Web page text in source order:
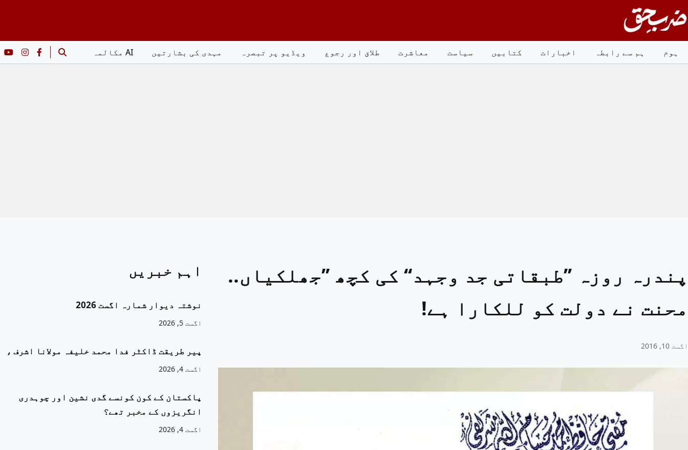
to
content
ہوم
ہم سے رابطہ اخبارات کتابیں سیاست معاشرت طلاق اور رجوع ویڈیو پر تبصرہ مہدی کی بشارتیں AI مکالمہ
پندرہ روزہ ’’طبقاتی جد وجہد‘‘ کی کچھ ’’جھلکیاں..
محنت نے دولت کو للکارا ہے!
اگست 10, 2016
اہم خبریں
نوشتہ دیوار شمارہ اگست 2026
اگست 5, 2026
پیر طریقت ڈاکٹر فدا محمد خلیفہ مولانا اشرف ،
اگست 4, 2026
پاکستان کے کون کونسے گدی نشین اور چوہدری
انگریزوں کے مخبر تھے؟
اگست 4, 2026